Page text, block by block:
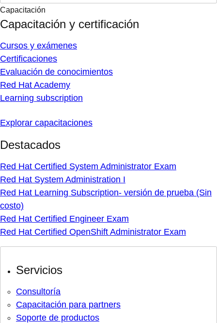
Capacitación
Capacitación y certificación
Cursos y exámenes
Certificaciones
Evaluación de conocimientos
Red Hat Academy
Learning subscription
Explorar capacitaciones
Destacados
Red Hat Certified System Administrator Exam
Red Hat System Administration I
Red Hat Learning Subscription- versión de prueba (Sin
costo)
Red Hat Certified Engineer Exam
Red Hat Certified OpenShift Administrator Exam
Servicios
Consultoría
Capacitación para partners
Soporte de productos